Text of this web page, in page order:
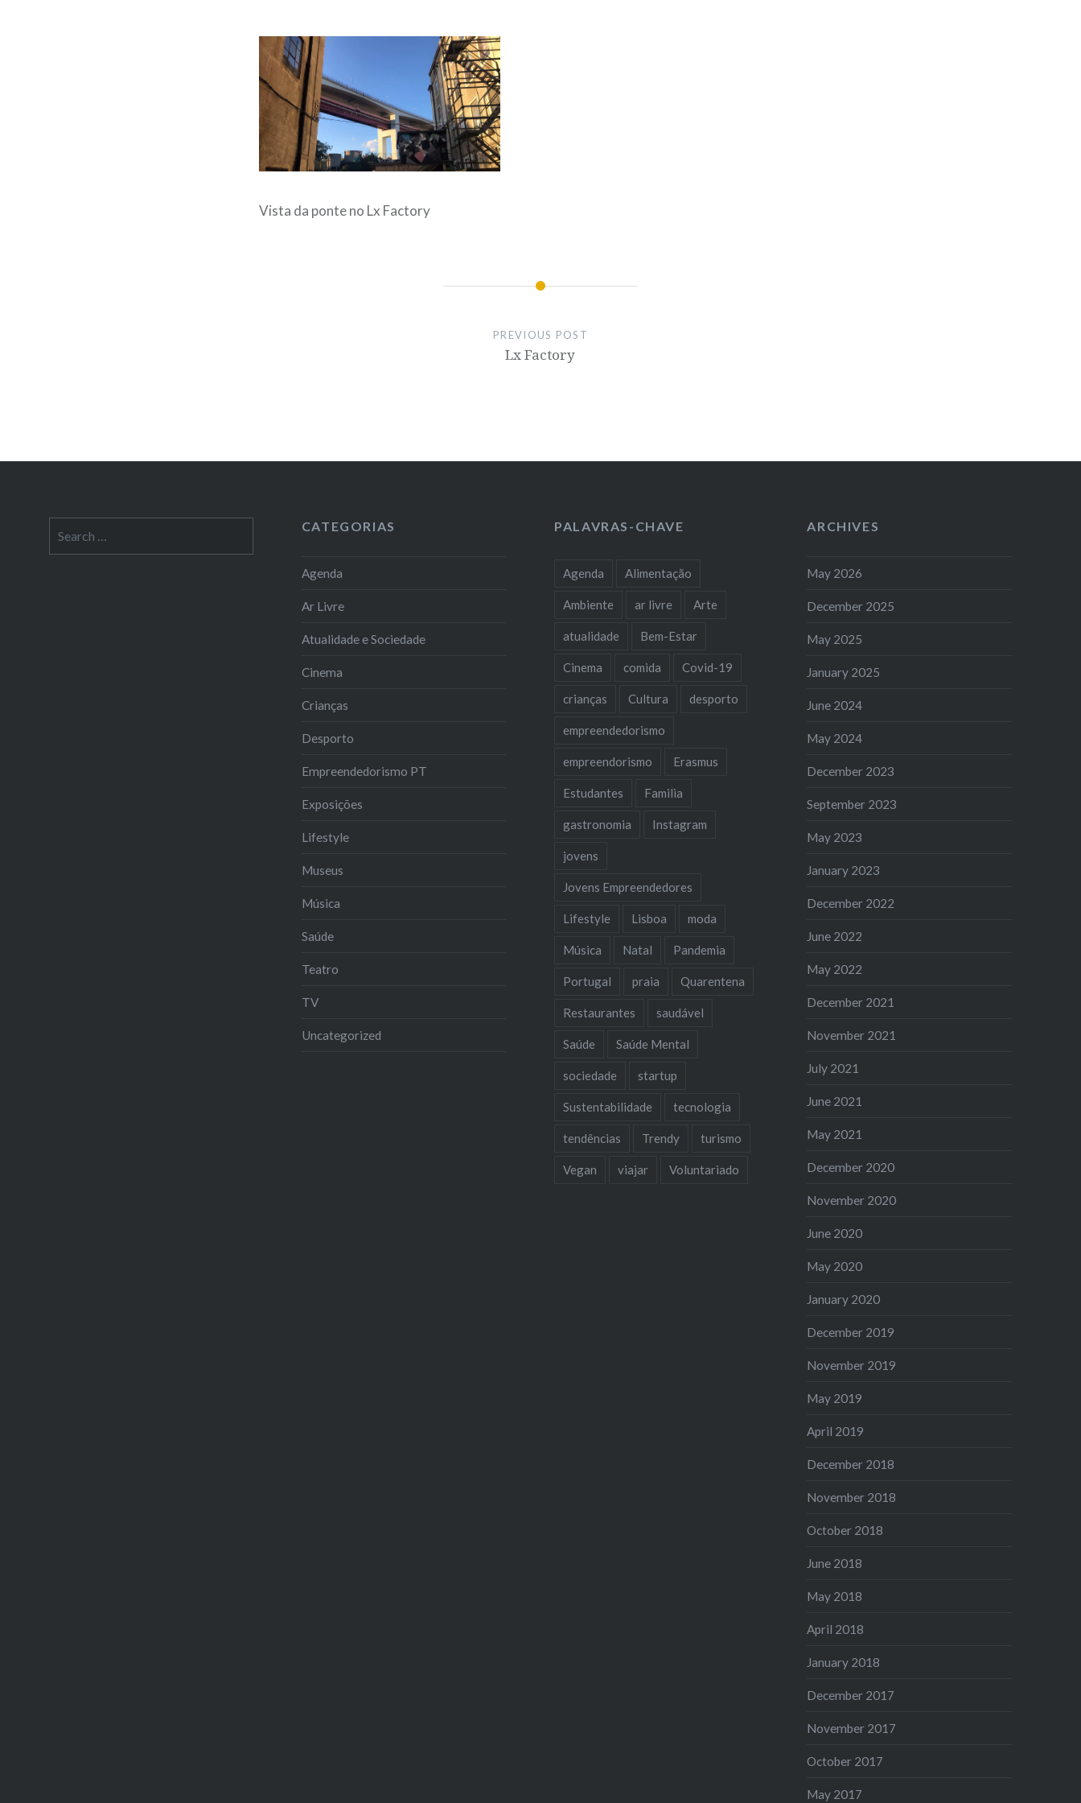
Vista da ponte no Lx Factory
PREVIOUS POST
Lx Factory
for:
CATEGORIAS
Agenda
Ar Livre
Atualidade e Sociedade
Cinema
Crianças
Desporto
Empreendedorismo PT
Exposições
Lifestyle
Museus
Música
Saúde
Teatro
TV
Uncategorized
PALAVRAS-CHAVE
Agenda Alimentação
Ambiente ar livre Arte
atualidade Bem-Estar
Cinema comida Covid-19
crianças Cultura desporto
empreendedorismo
empreendorismo Erasmus
Estudantes Familia
gastronomia Instagram
jovens
Jovens Empreendedores
Lifestyle Lisboa moda
Música Natal Pandemia
Portugal praia Quarentena
Restaurantes saudável
Saúde Saúde Mental
sociedade startup
Sustentabilidade tecnologia
tendências Trendy turismo
Vegan viajar Voluntariado
ARCHIVES
May 2026
December 2025
May 2025
January 2025
June 2024
May 2024
December 2023
September 2023
May 2023
January 2023
December 2022
June 2022
May 2022
December 2021
November 2021
July 2021
June 2021
May 2021
December 2020
November 2020
June 2020
May 2020
January 2020
December 2019
November 2019
May 2019
April 2019
December 2018
November 2018
October 2018
June 2018
May 2018
April 2018
January 2018
December 2017
November 2017
October 2017
May 2017